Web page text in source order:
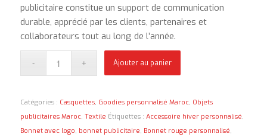
publicitaire constitue un support de communication
durable, apprécié par les clients, partenaires et
collaborateurs tout au long de l’année.
Ajouter au panier
Catégories : Casquettes, Goodies personnalisé Maroc, Objets
publicitaires Maroc, Textile Étiquettes : Accessoire hiver personnalisé,
Bonnet avec logo, bonnet publicitaire, Bonnet rouge personnalisé,